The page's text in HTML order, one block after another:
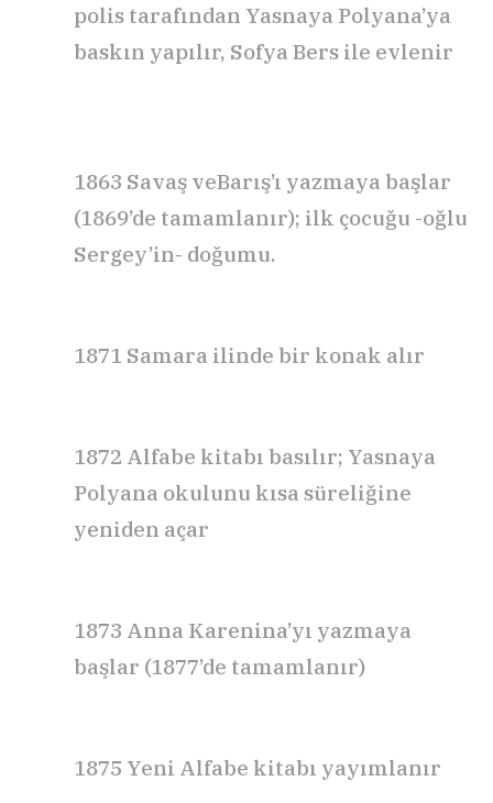
polis tarafından Yasnaya Polyana’ya
baskın yapılır, Sofya Bers ile evlenir
1863 Savaş veBarış’ı yazmaya başlar
(1869’de tamamlanır); ilk çocuğu -oğlu
Sergey’in- doğumu.
1871 Samara ilinde bir konak alır
1872 Alfabe kitabı basılır; Yasnaya
Polyana okulunu kısa süreliğine
yeniden açar
1873 Anna Karenina’yı yazmaya
başlar (1877’de tamamlanır)
1875 Yeni Alfabe kitabı yayımlanır